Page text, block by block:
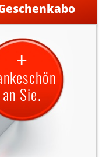
+
an Sie.